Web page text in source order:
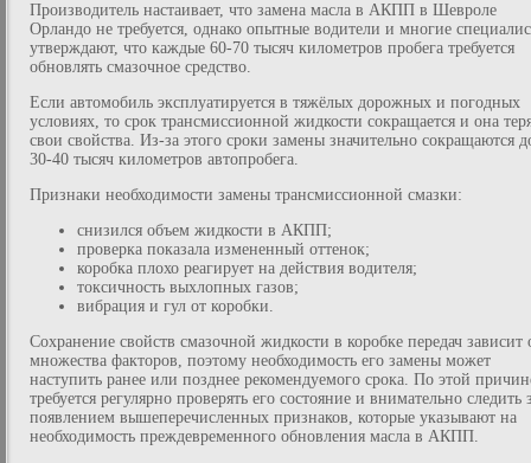
Производитель настаивает, что замена масла в АКПП в Шевроле
Орландо не требуется, однако опытные водители и многие
утверждают, что каждые 60-70 тысяч километров пробега требуется
обновлять смазочное средство.
Если автомобиль эксплуатируется в тяжёлых дорожных и погодных
условиях, то срок трансмиссионной жидкости сокращается и она
свои свойства. Из-за этого сроки замены значительно сокращаются
30-40 тысяч километров автопробега.
Признаки необходимости замены трансмиссионной смазки:
снизился объем жидкости в АКПП;
проверка показала измененный оттенок;
коробка плохо реагирует на действия водителя;
токсичность выхлопных газов;
вибрация и гул от коробки.
Сохранение свойств смазочной жидкости в коробке передач зависит
множества факторов, поэтому необходимость его замены может
наступить ранее или позднее рекомендуемого срока. По этой
требуется регулярно проверять его состояние и внимательно следить
появлением вышеперечисленных признаков, которые указывают на
необходимость преждевременного обновления масла в АКПП.